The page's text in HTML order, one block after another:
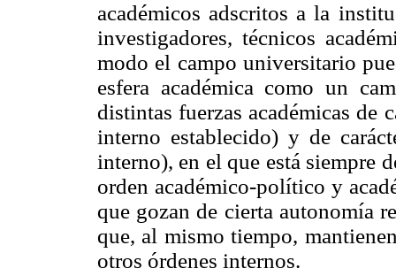
académicos adscritos a la
investigadores, técnicos
modo el campo universitario
esfera académica como un
distintas fuerzas académicas de
interno establecido) y de
interno), en el que está siempre
orden académico-político y
que gozan de cierta autonomía
que, al mismo tiempo,
otros órdenes internos.